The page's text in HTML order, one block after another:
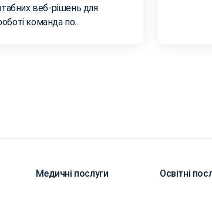
веб-рішень для
команда по...
Медичні послуги Освітні